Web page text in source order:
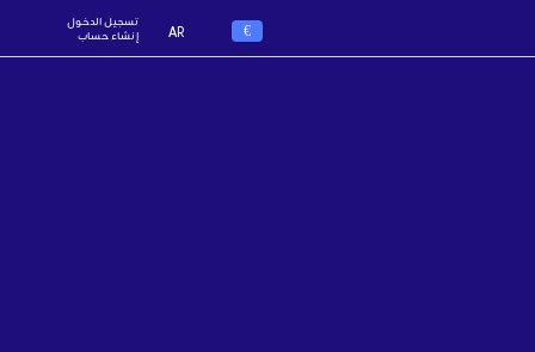
€
AR
تسجيل الدخول
إنشاء حساب